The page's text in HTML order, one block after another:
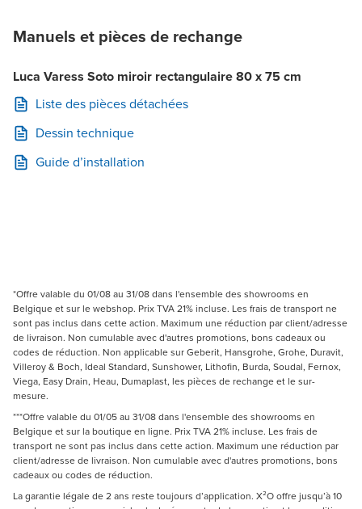
Manuels et pièces de rechange
Luca Varess Soto miroir rectangulaire 80 x 75 cm
Liste des pièces détachées
Dessin technique
Guide d’installation
*Offre valable du 01/08 au 31/08 dans l'ensemble des showrooms en
Belgique et sur le webshop. Prix TVA 21% incluse. Les frais de transport ne
sont pas inclus dans cette action. Maximum une réduction par client/adresse
de livraison. Non cumulable avec d'autres promotions, bons cadeaux ou
codes de réduction. Non applicable sur Geberit, Hansgrohe, Grohe, Duravit,
Villeroy & Boch, Ideal Standard, Sunshower, Lithofin, Burda, Soudal, Fernox,
Viega, Easy Drain, Heau, Dumaplast, les pièces de rechange et le sur-
mesure.
***Offre valable du 01/05 au 31/08 dans l'ensemble des showrooms en
Belgique et sur la boutique en ligne. Prix TVA 21% incluse. Les frais de
transport ne sont pas inclus dans cette action. Maximum une réduction par
client/adresse de livraison. Non cumulable avec d'autres promotions, bons
cadeaux ou codes de réduction.
La garantie légale de 2 ans reste toujours d’application. X²O offre jusqu’à 10